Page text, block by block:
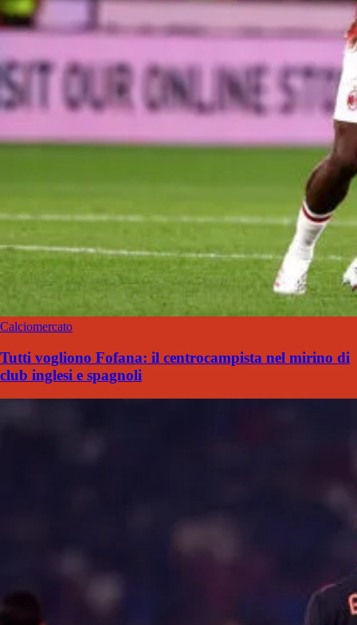
Calciomercato
Tutti vogliono Fofana: il centrocampista nel mirino di
club inglesi e spagnoli